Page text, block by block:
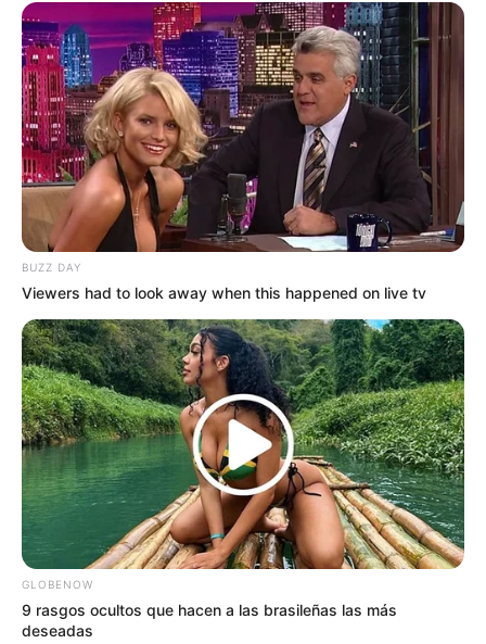
“Es verdaderamente impresionante
cómo un tema de salud femenina y
ciencia reproductiva puede
levantar tanta ámpula y mover
masas en la red de una forma tan
brutal. Ver las reacciones de la
gente te congela la sangre de la
pura intriga; hay ginecólogos que
explican que no se trata de
alarmar a la población, sino de
entender los detonantes que la
ciencia moderna valida, mientras
miles de parejas debaten
apasionadamente sobre las
BUZZ DAY
Viewers had to look away when this happened on live tv
GLOBENOW
9 rasgos ocultos que hacen a las brasileñas las más
deseadas